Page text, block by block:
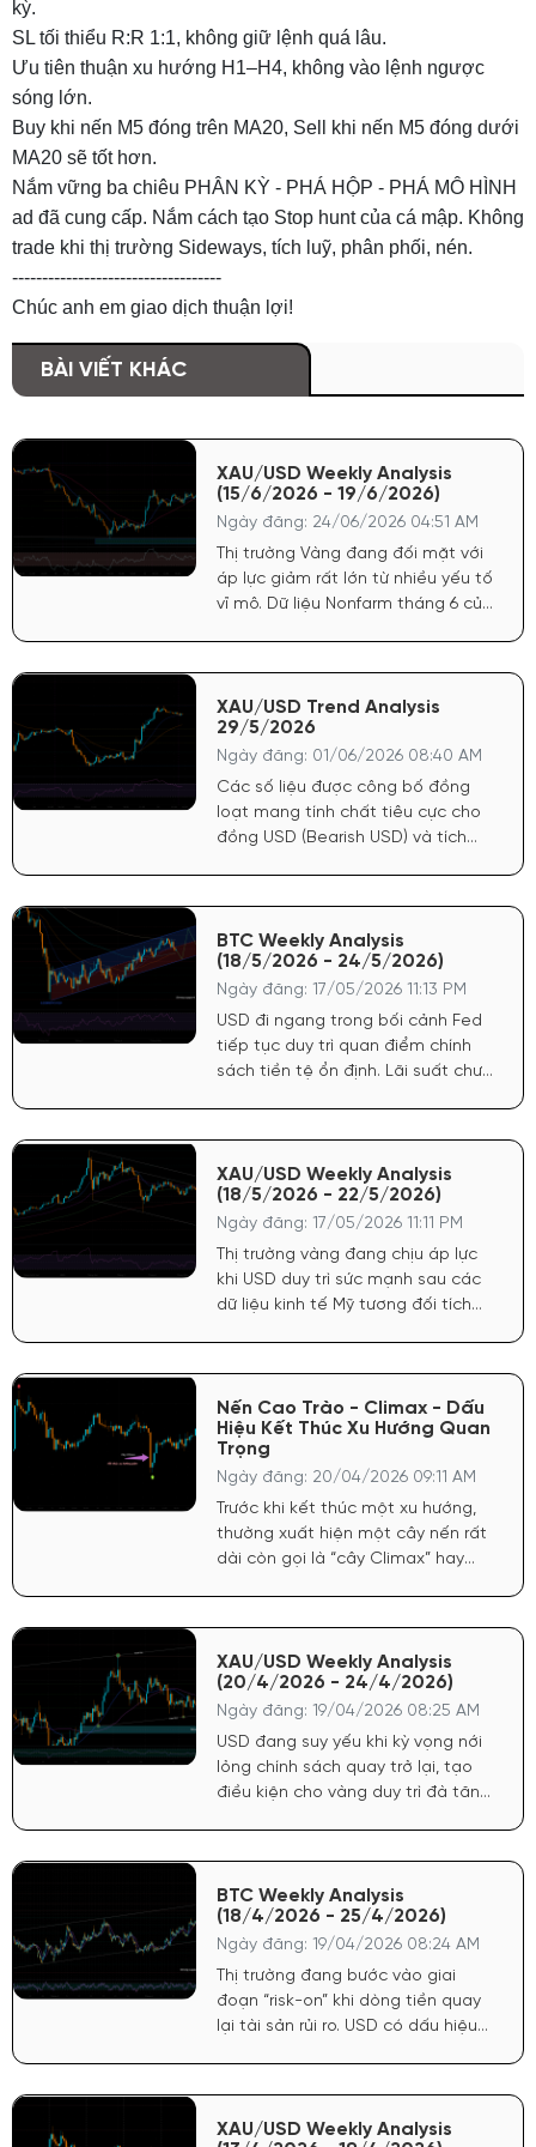
kỳ.
SL tối thiểu R:R 1:1, không giữ lệnh quá lâu.
Ưu tiên thuận xu hướng H1–H4, không vào lệnh ngược
sóng lớn.
Buy khi nến M5 đóng trên MA20, Sell khi nến M5 đóng dưới
MA20 sẽ tốt hơn.
Nắm vững ba chiêu PHÂN KỲ - PHÁ HỘP - PHÁ MÔ HÌNH
ad đã cung cấp. Nắm cách tạo Stop hunt của cá mập. Không
trade khi thị trường Sideways, tích luỹ, phân phối, nén.
-----------------------------------
Chúc anh em giao dịch thuận lợi!
BÀI VIẾT KHÁC
XAU/USD Weekly Analysis
(15/6/2026 - 19/6/2026)
Ngày đăng: 24/06/2026 04:51 AM
Thị trường Vàng đang đối mặt với
áp lực giảm rất lớn từ nhiều yếu tố
vĩ mô. Dữ liệu Nonfarm tháng 6 của
Điều này khiến FED có cơ sở vững
chắc để trì hoãn lộ trình nới lỏng
tiền tệ, trực tiếp tước đi động lực
tăng giá mạnh nhất của vàng.
XAU/USD Trend Analysis
29/5/2026
Ngày đăng: 01/06/2026 08:40 AM
Các số liệu được công bố đồng
loạt mang tính chất tiêu cực cho
đồng USD (Bearish USD) và tích
giá PCE cốt lõi hàng tháng chỉ đạt
0.2% (thấp hơn dự báo 0.3%). Chỉ
số giá GDP sơ bộ cũng giảm còn
3.5% (dự báo 3.6%).
BTC Weekly Analysis
(18/5/2026 - 24/5/2026)
Ngày đăng: 17/05/2026 11:13 PM
USD đi ngang trong bối cảnh Fed
tiếp tục duy trì quan điểm chính
sách tiền tệ ổn định. Lãi suất chưa
môi trường thuận lợi cho dòng tiền
lưu trú ở các tài sản rủi ro.
XAU/USD Weekly Analysis
(18/5/2026 - 22/5/2026)
Ngày đăng: 17/05/2026 11:11 PM
Thị trường vàng đang chịu áp lực
khi USD duy trì sức mạnh sau các
dữ liệu kinh tế Mỹ tương đối tích
hạ lãi suất chưa đủ mạnh để hỗ
trợ vàng bứt phá.
Nến Cao Trào - Climax - Dấu
Hiệu Kết Thúc Xu Hướng Quan
Trọng
Ngày đăng: 20/04/2026 09:11 AM
Trước khi kết thúc một xu hướng,
thường xuất hiện một cây nến rất
dài còn gọi là “cây Climax” hay
XAU/USD Weekly Analysis
(20/4/2026 - 24/4/2026)
Ngày đăng: 19/04/2026 08:25 AM
USD đang suy yếu khi kỳ vọng nới
lỏng chính sách quay trở lại, tạo
điều kiện cho vàng duy trì đà tăng.
hướng quay lại tài sản rủi ro nhưng
không làm giảm sức hút của vàng
do yếu tố phòng hộ vẫn còn.
BTC Weekly Analysis
(18/4/2026 - 25/4/2026)
Ngày đăng: 19/04/2026 08:24 AM
Thị trường đang bước vào giai
đoạn “risk-on” khi dòng tiền quay
lại tài sản rủi ro. USD có dấu hiệu
Chứng khoán Mỹ duy trì đà tích
cực, phản ánh kỳ vọng kinh tế ổn
XAU/USD Weekly Analysis